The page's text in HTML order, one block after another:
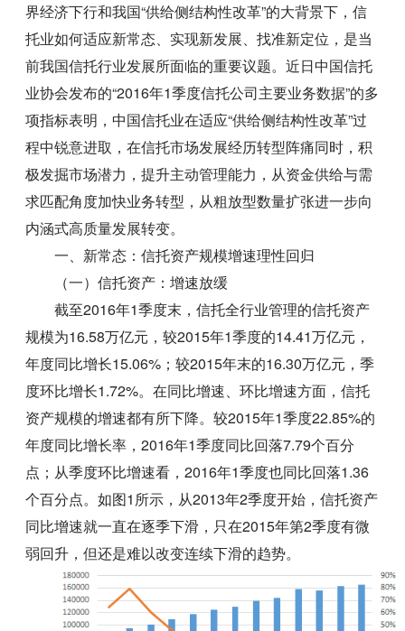
界经济下行和我国“供给侧结构性改革”的大背景下，信
托业如何适应新常态、实现新发展、找准新定位，是当
前我国信托行业发展所面临的重要议题。近日中国信托
业协会发布的“2016年1季度信托公司主要业务数据”的多
项指标表明，中国信托业在适应“供给侧结构性改革”过
程中锐意进取，在信托市场发展经历转型阵痛同时，积
极发掘市场潜力，提升主动管理能力，从资金供给与需
求匹配角度加快业务转型，从粗放型数量扩张进一步向
内涵式高质量发展转变。
一、新常态：信托资产规模增速理性回归
（一）信托资产：增速放缓
截至2016年1季度末，信托全行业管理的信托资产
规模为16.58万亿元，较2015年1季度的14.41万亿元，
年度同比增长15.06%；较2015年末的16.30万亿元，季
度环比增长1.72%。在同比增速、环比增速方面，信托
资产规模的增速都有所下降。较2015年1季度22.85%的
年度同比增长率，2016年1季度同比回落7.79个百分
点；从季度环比增速看，2016年1季度也同比回落1.36
个百分点。如图1所示，从2013年2季度开始，信托资产
同比增速就一直在逐季下滑，只在2015年第2季度有微
弱回升，但还是难以改变连续下滑的趋势。